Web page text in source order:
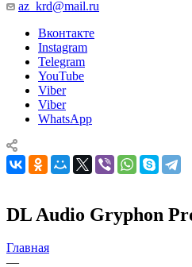
az_krd@mail.ru
Вконтакте
Instagram
Telegram
YouTube
Viber
Viber
WhatsApp
DL Audio Gryphon
Главная
—